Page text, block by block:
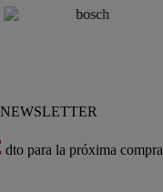
dto para la próxima compra